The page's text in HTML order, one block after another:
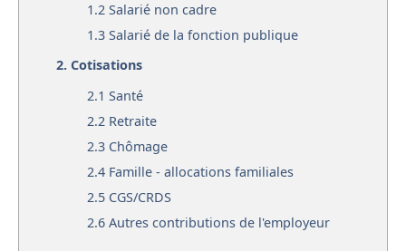
1.2 Salarié non cadre
1.3 Salarié de la fonction publique
2. Cotisations
2.1 Santé
2.2 Retraite
2.3 Chômage
2.4 Famille - allocations familiales
2.5 CGS/CRDS
2.6 Autres contributions de l'employeur